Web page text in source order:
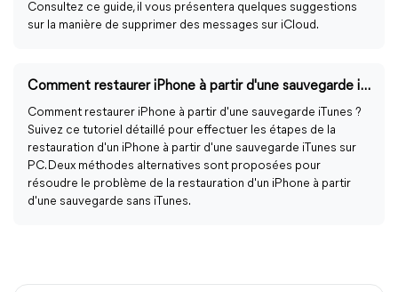
Consultez ce guide, il vous présentera quelques suggestions
sur la manière de supprimer des messages sur iCloud.
Comment restaurer iPhone à partir d'une sauvegarde iTunes
Comment restaurer iPhone à partir d'une sauvegarde iTunes ?
Suivez ce tutoriel détaillé pour effectuer les étapes de la
restauration d'un iPhone à partir d'une sauvegarde iTunes sur
PC. Deux méthodes alternatives sont proposées pour
résoudre le problème de la restauration d'un iPhone à partir
d'une sauvegarde sans iTunes.